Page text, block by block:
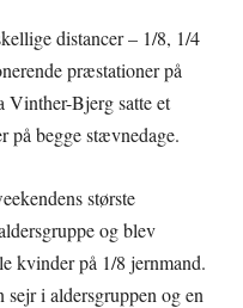
distancer – 1/8, 1/4
præstationer på
Vinther-Bjerg satte et
på begge stævnedage.
største
og blev
kvinder på 1/8 jernmand.
i aldersgruppen og en